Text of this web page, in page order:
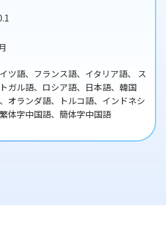
ツ語、フランス語、イタリア語、 ス
ガル語、ロシア語、日本語、韓国
オランダ語、トルコ語、インドネシ
体字中国語、簡体字中国語